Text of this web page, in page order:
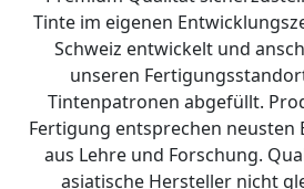
Tinte im eigenen
Schweiz entwickelt und
unseren
Tintenpatronen abgefüllt.
Fertigung entsprechen neusten
aus Lehre und Forschung.
asiatische Hersteller nicht